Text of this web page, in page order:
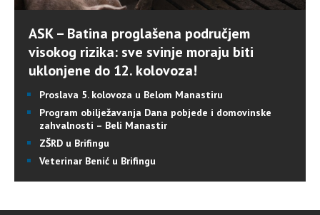
ASK – Batina proglašena područjem
visokog rizika: sve svinje moraju biti
uklonjene do 12. kolovoza!
Proslava 5. kolovoza u Belom Manastiru
Program obilježavanja Dana pobjede i domovinske
zahvalnosti – Beli Manastir
ZŠRD u Brifingu
Veterinar Benić u Brifingu